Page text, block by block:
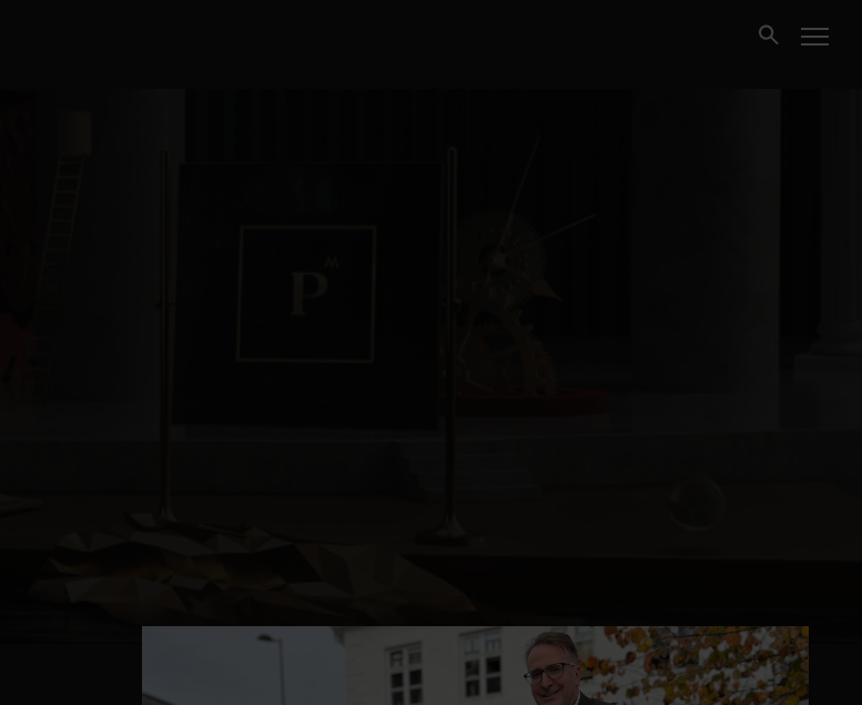
Styling og klargjøring